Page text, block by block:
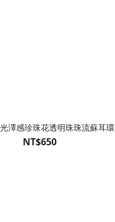
澤感珍珠花透明珠珠流蘇耳環
NT$650